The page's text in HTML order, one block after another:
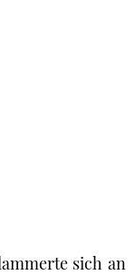
sich an